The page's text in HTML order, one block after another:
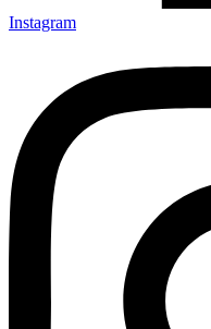
Instagram